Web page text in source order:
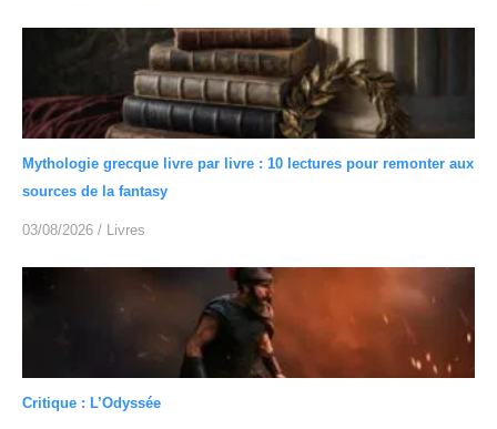
Mythologie grecque livre par livre : 10 lectures pour remonter aux
sources de la fantasy
03/08/2026 / Livres
Critique : L’Odyssée